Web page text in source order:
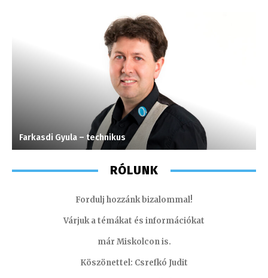
Farkasdi Gyula – technikus
RÓLUNK
Fordulj hozzánk bizalommal!
Várjuk a témákat és információkat
már Miskolcon is.
Köszönettel: Csrefkó Judit